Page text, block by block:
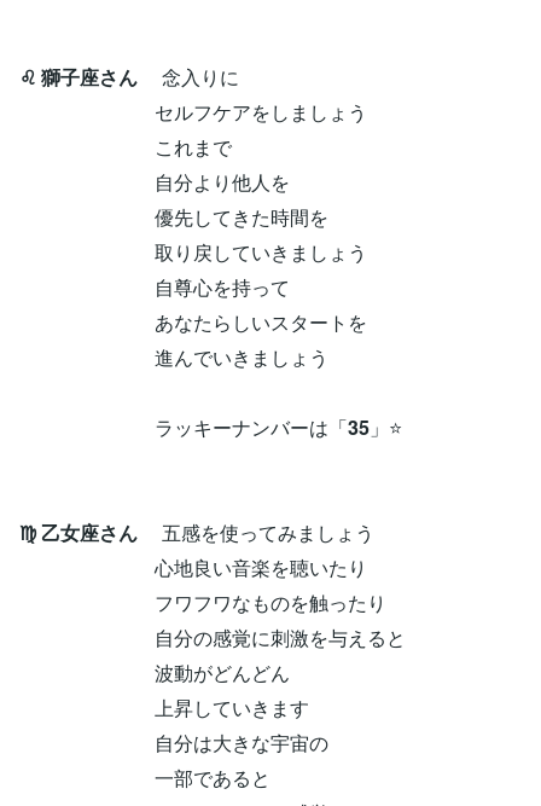
♌ 獅子座さん 念入りに
セルフケアをしましょう
これまで
自分より他人を
優先してきた時間を
取り戻していきましょう
自尊心を持って
あなたらしいスタートを
進んでいきましょう
ラッキーナンバーは「35 」⭐
♍ 乙女座さん 五感を使ってみましょう
心地良い音楽を聴いたり
フワフワなものを触ったり
自分の感覚に刺激を与えると
波動がどんどん
上昇していきます
自分は大きな宇宙の
一部であると